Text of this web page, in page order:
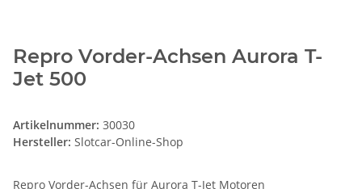
Repro Vorder-Achsen Aurora T-
Jet 500
Artikelnummer: 30030
Hersteller: Slotcar-Online-Shop
Repro Vorder-Achsen für Aurora T-Jet Motoren